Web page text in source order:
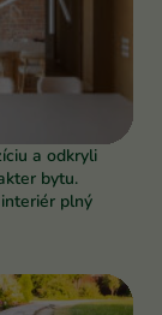
a odkryli
bytu.
plný